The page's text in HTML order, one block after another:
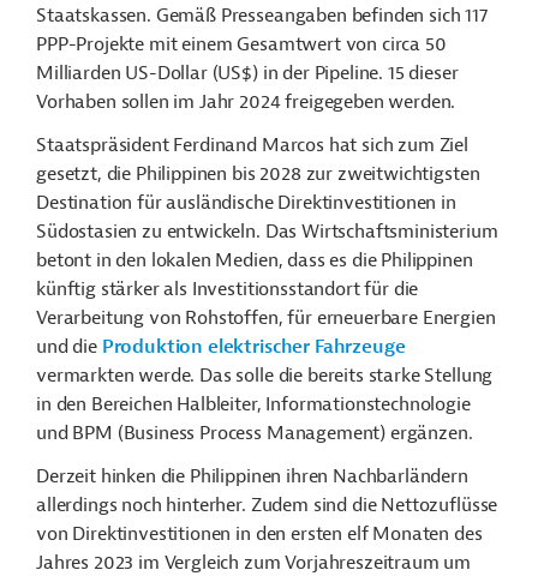
Staatskassen. Gemäß Presseangaben befinden sich 117
PPP-Projekte mit einem Gesamtwert von circa 50
Milliarden US-Dollar (US$) in der Pipeline. 15 dieser
Vorhaben sollen im Jahr 2024 freigegeben werden.
Staatspräsident Ferdinand Marcos hat sich zum Ziel
gesetzt, die Philippinen bis 2028 zur zweitwichtigsten
Destination für ausländische Direktinvestitionen in
Südostasien zu entwickeln. Das Wirtschaftsministerium
betont in den lokalen Medien, dass es die Philippinen
künftig stärker als Investitionsstandort für die
Verarbeitung von Rohstoffen, für erneuerbare Energien
und die Produktion elektrischer Fahrzeuge
vermarkten werde. Das solle die bereits starke Stellung
in den Bereichen Halbleiter, Informationstechnologie
und BPM (Business Process Management) ergänzen.
Derzeit hinken die Philippinen ihren Nachbarländern
allerdings noch hinterher. Zudem sind die Nettozuflüsse
von Direktinvestitionen in den ersten elf Monaten des
Jahres 2023 im Vergleich zum Vorjahreszeitraum um